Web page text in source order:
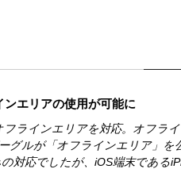
エリアの使用が可能に
ラインエリアを対応。オフラ
グルが「オフラインエリア」を
対応でしたが、iOS端末である